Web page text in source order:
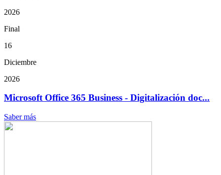
2026
Final
16
Diciembre
2026
Microsoft Office 365 Business - Digitalización doc...
Saber más